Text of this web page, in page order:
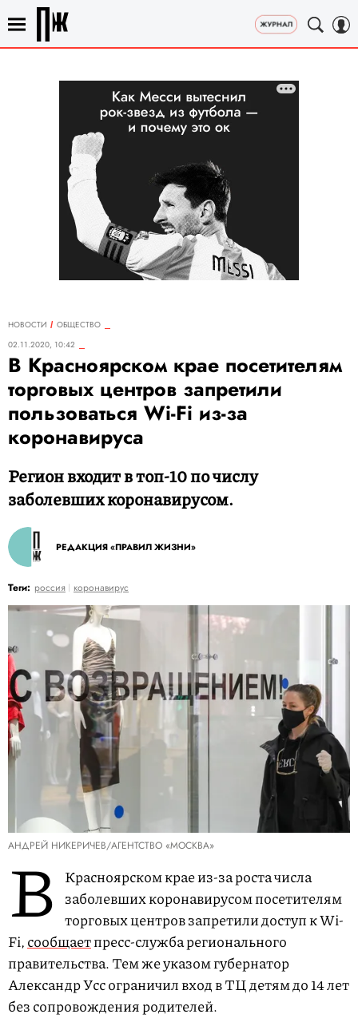
НОВОСТИ
ОБЩЕСТВО
02.11.2020, 10:42
В Красноярском крае посетителям
торговых центров запретили
пользоваться Wi-Fi из-за
коронавируса
Регион входит в топ-10 по числу
заболевших коронавирусом.
РЕДАКЦИЯ «ПРАВИЛ ЖИЗНИ»
Теги: россия коронавирус
АНДРЕЙ НИКЕРИЧЕВ/АГЕНТСТВО «МОСКВА»
В
Красноярском крае из-за роста числа
заболевших коронавирусом посетителям
торговых центров запретили доступ к Wi-
Fi,сообщаетпресс-служба регионального
правительства. Тем же указом губернатор
Александр Усс ограничил вход в ТЦ детям до 14 лет
без сопровождения родителей.